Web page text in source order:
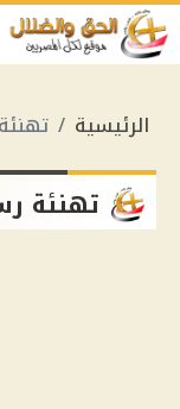
الرئيسية
تهنئة